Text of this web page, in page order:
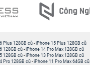
Plus 128GB cũ -iPhone 15 Plus 128GB cũ
128GB cũ-iPhone 14 Pro Max 128GB cũ
128GB cũ-iPhone 13 Pro Max 128GB cũ
Pro 128GB cũ-iPhone 11 Pro Max 64GB cũ